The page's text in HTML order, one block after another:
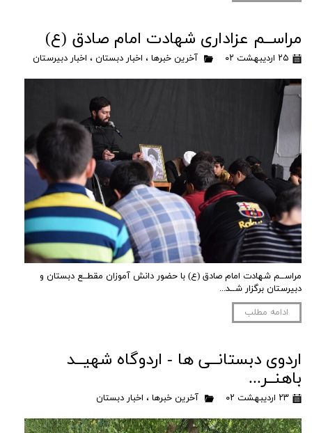
مراســم عزاداری شهادت امام صادق (ع)
۲۵ اردیبهشت ۰۲ آخرین خبرها ، اخبار دبستان ، اخبار دبیرستان
مراســم شهادت امام صادق (ع) با حضور دانش آموزان مقطــع دبستان و
دبیرستان برگزار شــد...
ادامه مطلب
اردوی دبستانــی ها - اردوگاه شهیــد
باهنــر...
۲۳ اردیبهشت ۰۲ آخرین خبرها ، اخبار دبستان